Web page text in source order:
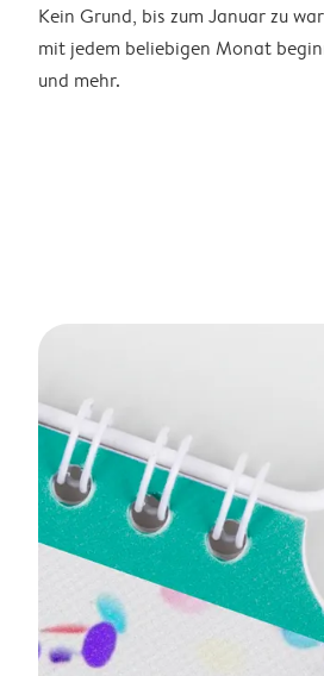
Kein Grund, bis zum Januar zu
mit jedem beliebigen Monat
und mehr.